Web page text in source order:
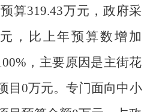
算319.43万元 ，政府采
，比上年预算数增加
%，主要原因是主街花
目0万元。专门面向中小